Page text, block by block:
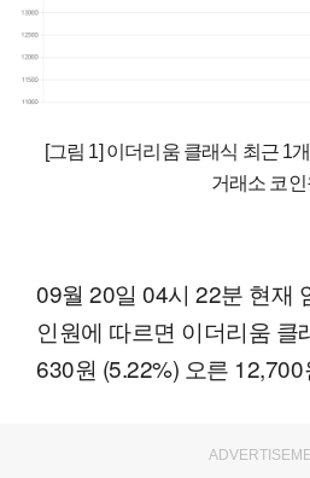
[그림 1] 이더리움 클래식 최근 1
거래소 코인
09월 20일 04시 22분 현재
인원에 따르면 이더리움 클
630원 (5.22%) 오른